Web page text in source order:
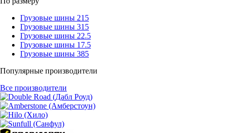
Грузовые шины 215
Грузовые шины 315
Грузовые шины 22.5
Грузовые шины 17.5
Грузовые шины 385
Популярные производители
Все производители